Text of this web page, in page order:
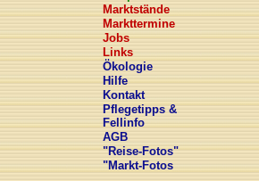
Marktstände
Markttermine
Jobs
Links
Ökologie
Hilfe
Kontakt
Pflegetipps &
Fellinfo
AGB
"Reise-Fotos"
"Markt-Fotos